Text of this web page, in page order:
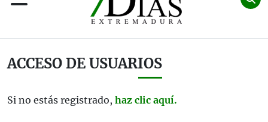
ACCESO DE USUARIOS
Si no estás registrado, haz clic aquí.